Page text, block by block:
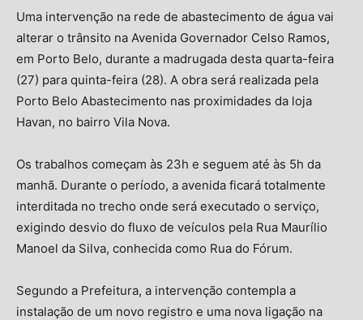
Uma intervenção na rede de abastecimento de água vai
alterar o trânsito na Avenida Governador Celso Ramos,
em Porto Belo, durante a madrugada desta quarta-feira
(27) para quinta-feira (28). A obra será realizada pela
Porto Belo Abastecimento nas proximidades da loja
Havan, no bairro Vila Nova.
Os trabalhos começam às 23h e seguem até às 5h da
manhã. Durante o período, a avenida ficará totalmente
interditada no trecho onde será executado o serviço,
exigindo desvio do fluxo de veículos pela Rua Maurílio
Manoel da Silva, conhecida como Rua do Fórum.
Segundo a Prefeitura, a intervenção contempla a
instalação de um novo registro e uma nova ligação na